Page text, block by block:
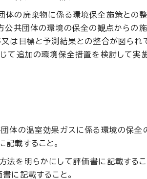
体の廃棄物に係る環境保全施策との
公共団体の環境の保全の観点からの
は目標と予測結果との整合が図られ
て追加の環境保全措置を検討して実
体の温室効果ガスに係る環境の保全
載すること。
を明らかにして評価書に記載するこ
に記載すること。